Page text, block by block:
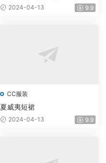
2024-04-13 9.9
CC服装
夏威夷短裙
2024-04-13 9.9